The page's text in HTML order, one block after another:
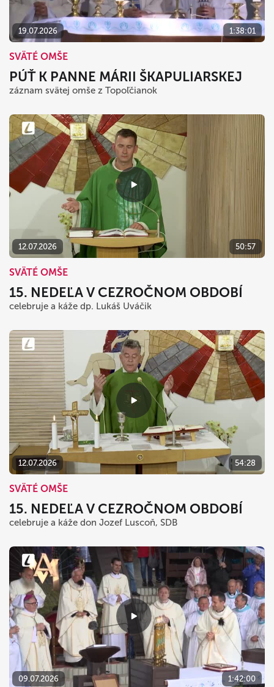
19.07.2026 1:38:01
SVÄTÉ OMŠE
PÚŤ K PANNE MÁRII ŠKAPULIARSKEJ
záznam svätej omše z Topoľčianok
12.07.2026 50:57
SVÄTÉ OMŠE
15. NEDEĽA V CEZROČNOM OBDOBÍ
celebruje a káže dp. Lukáš Uváčik
12.07.2026 54:28
SVÄTÉ OMŠE
15. NEDEĽA V CEZROČNOM OBDOBÍ
celebruje a káže don Jozef Luscoň, SDB
09.07.2026 1:42:00